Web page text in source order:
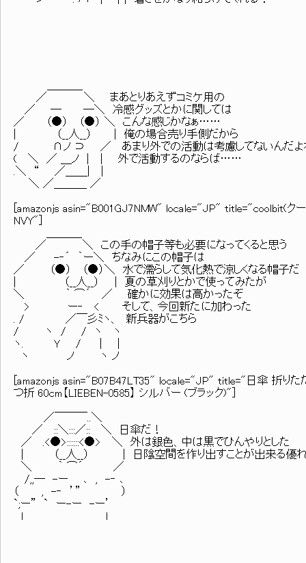
／ ＼ まあとりあえずコミケ用の
／ ─ ─＼ 冷感グッズとかに関しては
／ （●） （●） ＼ こんな感じかなぁ……
| （__人__） | 俺の場合売り手側だから
/ ∩ノ ⊃ ／ あまり外での活動は考慮してないんだよ
( ＼ ／ ＿ノ | | 外で活動するのならば……
.＼ “ ／＿＿| |
＼ ／＿＿＿ ／
[amazonjs asin="B001GJ7NMW" locale="JP" title="coolbit(ク
NVY"]
／ ＼ この手の帽子等も必要になってくると思う
／ -‐´ ｀ー＼ ちなみにこの帽子は
／ （●） （●）＼ 水で濡らして気化熱で涼しくなる帽子だ
| （__人__） | 夏の草刈りとかで使ってみたが
＼ ｀ ⌒´ ／ 確かに効果は高かったぞ
> ー‐ < そして、今回新たに加わった
. / ／￣彡ﾐヽ、 新兵器がこちら
/ ヽ / / ヽ ヽ
ヽ. Ｙ / | |
ヽ ノ ヽ ノ
[amazonjs asin="B07B47LT35" locale="JP" title="日傘 折り
つ折 60cm【LIEBEN-0585】 シルバー (ブラック)"]
／￣￣￣..＼
／ ::＼:::／:: ＼ 日傘だ！
／ .<●>::::::<●> ＼ 外は銀色、中は黒でひんやりとした
| （__人__） | 日陰空間を作り出すことが出来る優れ
＼ ｀ ⌒´ ／
/,,― -ー ､ , -‐ ､
（ , -‐ ’” ）
`;ー” ` ー-ー -ー’